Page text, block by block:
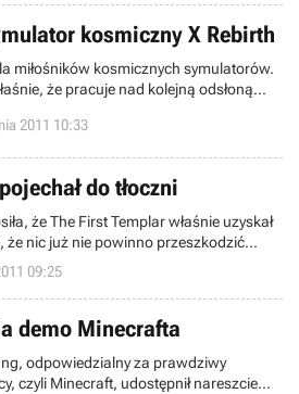
jej nie wróży. Przypomnijmy, że
była ustalona na 24 czerwca.
kosmiczny X Rebirth
miłośników kosmicznych symulatorów.
że pracuje nad kolejną odsłoną
2011 10:33
do tłoczni
że The First Templar właśnie uzyskał
że nic już nie powinno przeszkodzić
Games w ukazaniu się na rynku w
09:25
demo Minecrafta
odpowiedzialny za prawdziwy
czyli Minecraft, udostępnił nareszcie